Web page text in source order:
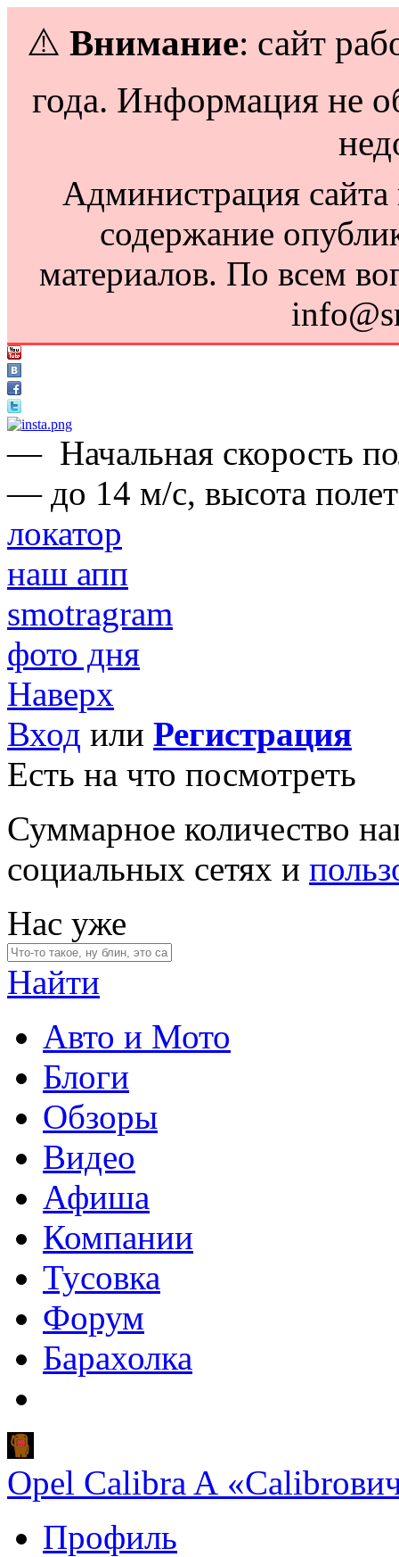
⚠️ Внимание: сайт
года. Информация не
Администрация сайта
содержание
материалов. По всем
— Начальная скорость
— до 14 м/с, высота
локатор
наш апп
smotragram
фото дня
Наверх
Вход или Регистрация
Есть на что посмотреть
Суммарное количество
социальных сетях и
Нас уже
Найти
Авто и Мото
Блоги
Обзоры
Видео
Афиша
Компании
Тусовка
Форум
Барахолка
Opel Calibra A
Профиль